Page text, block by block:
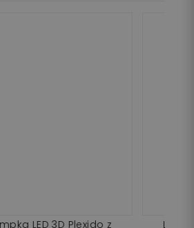
Lampka LED 3D z Nadrukiem My